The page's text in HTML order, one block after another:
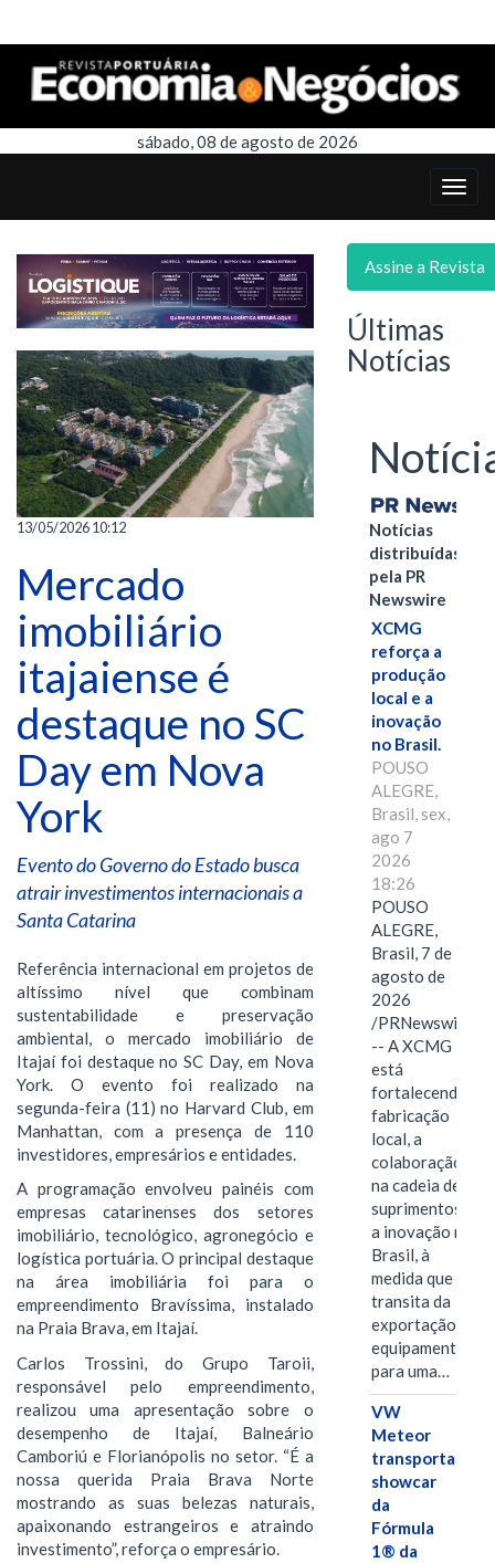
sábado, 08 de agosto de 2026
13/05/2026 10:12
Mercado
imobiliário
itajaiense é
destaque no SC
Day em Nova
York
Evento do Governo do Estado busca
atrair investimentos internacionais a
Santa Catarina
Referência internacional em projetos de
altíssimo nível que combinam
sustentabilidade e preservação
ambiental, o mercado imobiliário de
Itajaí foi destaque no SC Day, em Nova
York. O evento foi realizado na
segunda-feira (11) no Harvard Club, em
Manhattan, com a presença de 110
investidores, empresários e entidades.
A programação envolveu painéis com
empresas catarinenses dos setores
imobiliário, tecnológico, agronegócio e
logística portuária. O principal destaque
na área imobiliária foi para o
empreendimento Bravíssima, instalado
na Praia Brava, em Itajaí.
Carlos Trossini, do Grupo Taroii,
responsável pelo empreendimento,
realizou uma apresentação sobre o
desempenho de Itajaí, Balneário
Camboriú e Florianópolis no setor. “É a
nossa querida Praia Brava Norte
mostrando as suas belezas naturais,
apaixonando estrangeiros e atraindo
investimento”, reforça o empresário.
Assine a Revista
Últimas
Notícias
Notícias
distribuídas
pela PR
Newswire
XCMG
reforça a
produção
local e a
inovação
no Brasil.
POUSO
ALEGRE,
Brasil, sex,
ago 7
2026
18:26
POUSO
ALEGRE,
Brasil, 7 de
agosto de
2026
/PRNewswire/
-- A XCMG
está
fortalecendo a
fabricação
local, a
colaboração
na cadeia de
suprimentos e
a inovação no
Brasil, à
medida que
transita da
exportação de
equipamentos
para uma…
VW
Meteor
transporta
showcar
da
Fórmula
1® da